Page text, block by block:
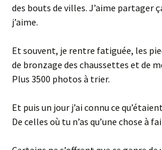
des bouts de villes. J’aime partager
j’aime.
Et souvent, je rentre fatiguée, les
de bronzage des chaussettes et de
Plus 3500 photos à trier.
Et puis un jour j’ai connu ce
De celles où tu n’as qu’une chose à